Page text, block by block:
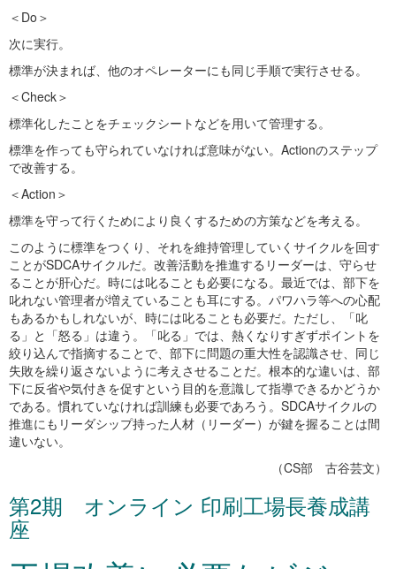
＜Do＞
次に実行。
標準が決まれば、他のオペレーターにも同じ手順で実行させる。
＜Check＞
標準化したことをチェックシートなどを用いて管理する。
標準を作っても守られていなければ意味がない。Actionのステップ
で改善する。
＜Action＞
標準を守って行くためにより良くするための方策などを考える。
このように標準をつくり、それを維持管理していくサイクルを回す
ことがSDCAサイクルだ。改善活動を推進するリーダーは、守らせ
ることが肝心だ。時には叱ることも必要になる。最近では、部下を
叱れない管理者が増えていることも耳にする。パワハラ等への心配
もあるかもしれないが、時には叱ることも必要だ。ただし、「叱
る」と「怒る」は違う。「叱る」では、熱くなりすぎずポイントを
絞り込んで指摘することで、部下に問題の重大性を認識させ、同じ
失敗を繰り返さないように考えさせることだ。根本的な違いは、部
下に反省や気付きを促すという目的を意識して指導できるかどうか
である。慣れていなければ訓練も必要であろう。SDCAサイクルの
推進にもリーダシップ持った人材（リーダー）が鍵を握ることは間
違いない。
（CS部 古谷芸文）
第2期 オンライン 印刷工場長養成講
座